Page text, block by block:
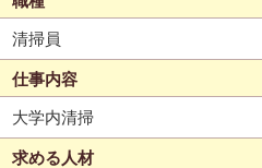
清掃員
仕事内容
大学内清掃
求める人材